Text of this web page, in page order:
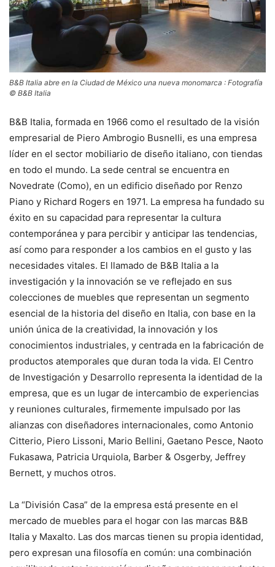
B&B Italia abre en la Ciudad de México una nueva monomarca : Fotografía
© B&B Italia
B&B Italia, formada en 1966 como el resultado de la visión
empresarial de Piero Ambrogio Busnelli, es una empresa
líder en el sector mobiliario de diseño italiano, con tiendas
en todo el mundo. La sede central se encuentra en
Novedrate (Como), en un edificio diseñado por Renzo
Piano y Richard Rogers en 1971. La empresa ha fundado su
éxito en su capacidad para representar la cultura
contemporánea y para percibir y anticipar las tendencias,
así como para responder a los cambios en el gusto y las
necesidades vitales. El llamado de B&B Italia a la
investigación y la innovación se ve reflejado en sus
colecciones de muebles que representan un segmento
esencial de la historia del diseño en Italia, con base en la
unión única de la creatividad, la innovación y los
conocimientos industriales, y centrada en la fabricación de
productos atemporales que duran toda la vida. El Centro
de Investigación y Desarrollo representa la identidad de la
empresa, que es un lugar de intercambio de experiencias
y reuniones culturales, firmemente impulsado por las
alianzas con diseñadores internacionales, como Antonio
Citterio, Piero Lissoni, Mario Bellini, Gaetano Pesce, Naoto
Fukasawa, Patricia Urquiola, Barber & Osgerby, Jeffrey
Bernett, y muchos otros.
La “División Casa” de la empresa está presente en el
mercado de muebles para el hogar con las marcas B&B
Italia y Maxalto. Las dos marcas tienen su propia identidad,
pero expresan una filosofía en común: una combinación